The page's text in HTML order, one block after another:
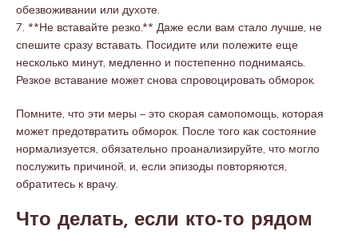
обезвоживании или духоте.
7. **Не вставайте резко.** Даже если вам стало лучше, не
спешите сразу вставать. Посидите или полежите еще
несколько минут, медленно и постепенно поднимаясь.
Резкое вставание может снова спровоцировать обморок.
Помните, что эти меры – это скорая самопомощь, которая
может предотвратить обморок. После того как состояние
нормализуется, обязательно проанализируйте, что могло
послужить причиной, и, если эпизоды повторяются,
обратитесь к врачу.
Что делать, если кто-то рядом